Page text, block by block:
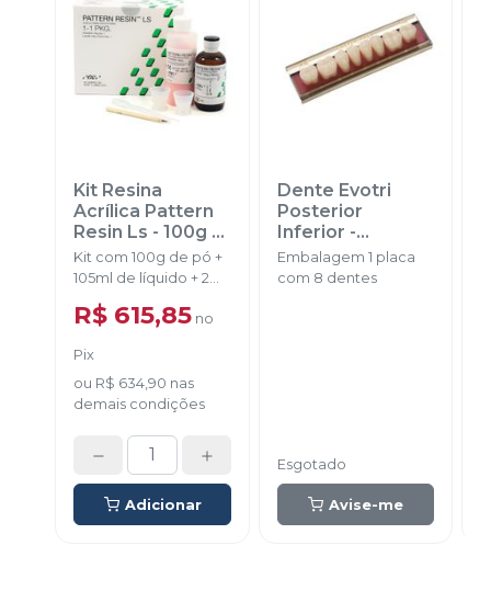
Kit Resina
Acrílica Pattern
Resin Ls - 100g -
GC
Kit com 100g de pó +
105ml de líquido + 2
pipeta.
R$ 615,85 no
Pix
ou R$ 634,90 nas
demais condições
Adicionar
Dente Evotri
Posterior
Inferior -
EVODEN
Embalagem 1 placa
com 8 dentes
Esgotado
Avise-me